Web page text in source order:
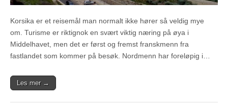
Korsika er et reisemål man normalt ikke hører så veldig mye
om. Turisme er riktignok en svært viktig næring på øya i
Middelhavet, men det er først og fremst franskmenn fra
fastlandet som kommer på besøk. Nordmenn har foreløpig i…
Les mer →